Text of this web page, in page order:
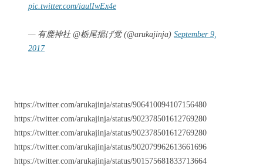
pic.twitter.com/iaulIwEx4e
— 有鹿神社 @栃尾揚げ党 (@arukajinja) September 9,
2017
https://twitter.com/arukajinja/status/906410094107156480
https://twitter.com/arukajinja/status/902378501612769280
https://twitter.com/arukajinja/status/902378501612769280
https://twitter.com/arukajinja/status/902079962613661696
https://twitter.com/arukajinja/status/901575681833713664